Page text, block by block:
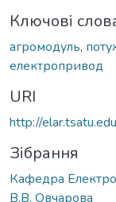
Ключові
агромодуль,
електропривод
URI
http://
Зібрання
Кафедра
В.В. Овчарова